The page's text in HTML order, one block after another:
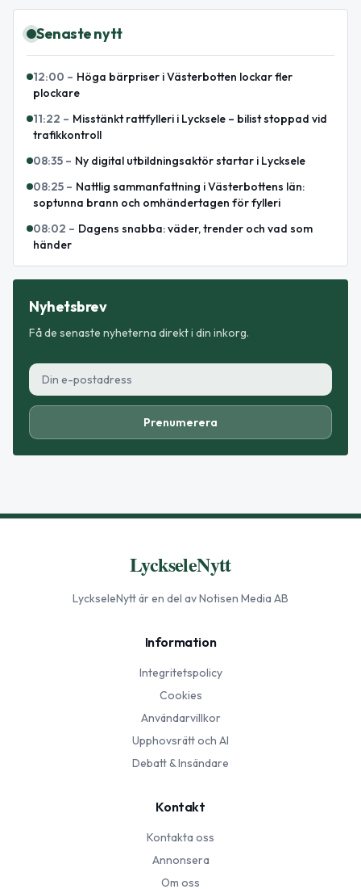
Senaste nytt
12:00 – Höga bärpriser i Västerbotten lockar fler
plockare
11:22 – Misstänkt rattfylleri i Lycksele – bilist stoppad vid
trafikkontroll
08:35 – Ny digital utbildningsaktör startar i Lycksele
08:25 – Nattlig sammanfattning i Västerbottens län:
soptunna brann och omhändertagen för fylleri
08:02 – Dagens snabba: väder, trender och vad som
händer
Nyhetsbrev
Få de senaste nyheterna direkt i din inkorg.
Prenumerera
LyckseleNytt
LyckseleNyttär en del av Notisen Media AB
Information
Integritetspolicy
Cookies
Användarvillkor
Upphovsrätt och AI
Debatt & Insändare
Kontakt
Kontakta oss
Annonsera
Om oss